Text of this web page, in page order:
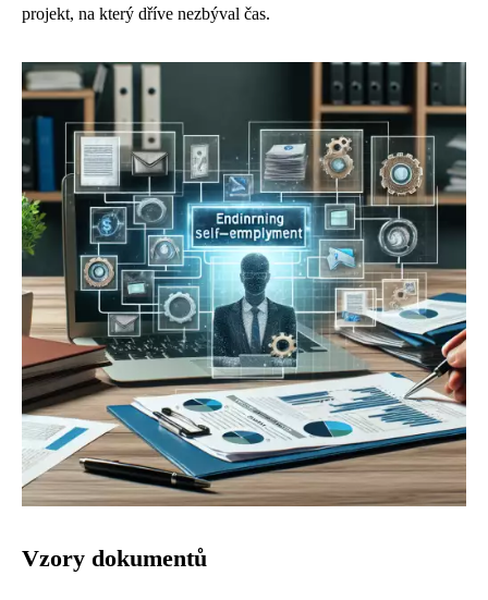
projekt, na který dříve nezbýval čas.
Vzory dokumentů